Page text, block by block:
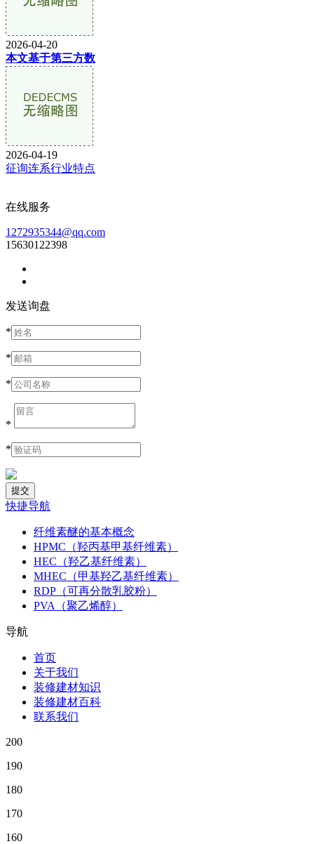
2026-04-20
本文基于第三方数
2026-04-19
征询连系行业特点
在线服务
1272935344@qq.com
15630122398
发送询盘
*
*
*
*
*
快捷导航
纤维素醚的基本概念
HPMC（羟丙基甲基纤维素）
HEC（羟乙基纤维素）
MHEC（甲基羟乙基纤维素）
RDP（可再分散乳胶粉）
PVA（聚乙烯醇）
导航
首页
关于我们
装修建材知识
装修建材百科
联系我们
200
190
180
170
160